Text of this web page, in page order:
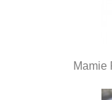
Mamie